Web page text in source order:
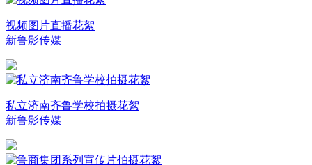
视频图片直播花絮
新鲁影传媒
私立济南齐鲁学校拍摄花絮
新鲁影传媒